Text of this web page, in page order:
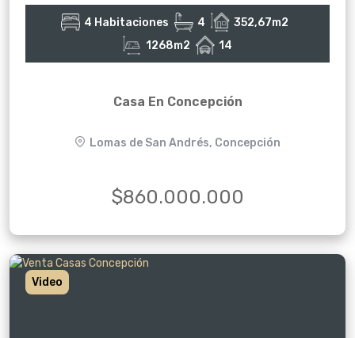
4 Habitaciones 4
352,67m2
1268m2
14
Casa En Concepción
Lomas de San Andrés, Concepción
$860.000.000
Video